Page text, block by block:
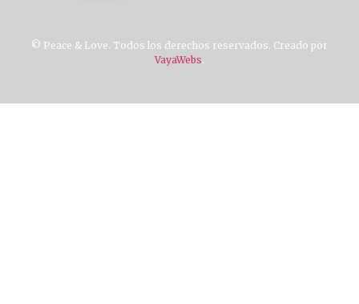
© Peace & Love. Todos los derechos reservados. Creado por
VayaWebs.